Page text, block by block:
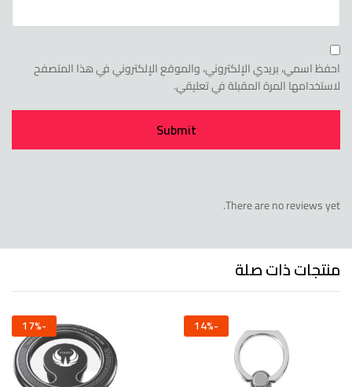
احفظ اسمي، بريدي الإلكتروني، والموقع الإلكتروني في هذا المتصفح
لاستخدامها المرة المقبلة في تعليقي.
There are no reviews yet.
منتجات ذات صلة
-
14%
-
17%